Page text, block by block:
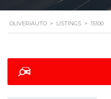
OLIVERIAUTO > LISTINGS > 15100